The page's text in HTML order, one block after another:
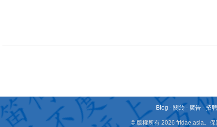
Blog - 關於 - 廣告 -招
© 版權所有 2026 fridae.asia。